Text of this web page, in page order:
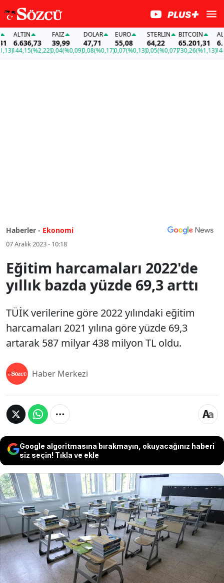
ALTIN
6.636,73
144,15(%2,22)
FAİZ
39,99
0,04(%0,09)
DOLAR
47,71
0,08(%0,17)
EURO
55,08
0,07(%0,13)
STERLIN
64,22
0,05(%0,07)
BITCOIN
65.201,31
730,26(%1,13)
ALTIN
144,15
Haberler - Ekonomi
07 Aralık 2023 - 10:18
Eğitim harcamaları 2022'de
yıllık bazda yüzde 69,3 arttı
TÜİK verilerine göre 2022 yılındaki eğitim
harcamaları 2021 yılına göre yüzde 69,3
artarak 587 milyar 438 milyon TL oldu.
Haber Merkezi
Google algoritmasına bırakmayın, okuyacağınız haberi
siz seçin! Tıkla ve ekle
TÜİK verilerine göre 2022 yılındaki
eğitim harcamaları 2021 yılına göre
yüzde 69,3 artarak 587 milyar 438
milyon TL oldu.